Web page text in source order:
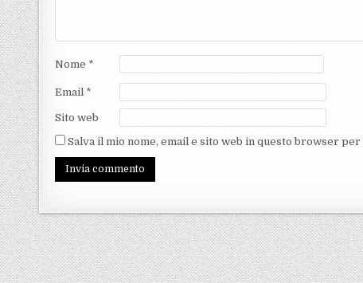
Nome *
Email *
Sito web
Salva il mio nome, email e sito web in questo browser